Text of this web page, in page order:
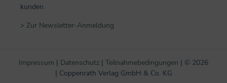
kunden
> Zur Newsletter-Anmeldung
Impressum | Datenschutz | Teilnahmebedingungen | © 2026
| Coppenrath Verlag GmbH & Co. KG